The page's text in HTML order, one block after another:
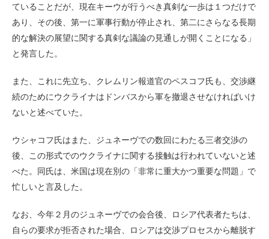
ていることだが、現在キーウが行うべき真剣な一歩は１つだけで
あり、その後、第一に軍事行動が停止され、第二にさらなる長期
的な解決の展望に関する真剣な議論の見通しが開くことになる」
と発言した。
また、これに先立ち、クレムリン報道官のペスコフ氏も、交渉継
続のためにウクライナはドンバスから軍を撤退させなければいけ
ないと述べていた。
ウシャコフ氏はまた、ジュネーヴでの数回にわたる三者交渉の
後、この形式でのウクライナに関する接触は行われていないと述
べた。同氏は、米国は現在別の「非常に重大かつ重要な問題」で
忙しいと言及した。
なお、今年２月のジュネーヴでの会合後、ロシア代表者たちは、
自らの要求が拒否された場合、ロシアは交渉プロセスから離脱す